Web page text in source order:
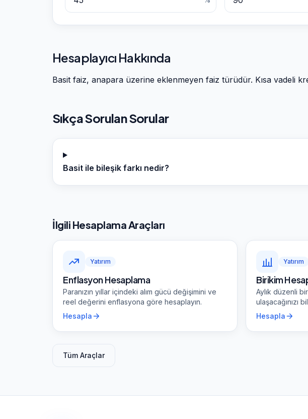
Hesaplayıcı Hakkında
Basit faiz, anapara üzerine eklenmeyen faiz türüdür. Kısa vadeli
Sıkça Sorulan Sorular
Basit ile bileşik farkı nedir?
İlgili Hesaplama Araçları
Yatırım
Enflasyon Hesaplama
Paranızın yıllar içindeki alım gücü değişimini ve
reel değerini enflasyona göre hesaplayın.
Hesapla
Yatırım
Birikim
Aylık düzenli
ulaşacağınızı
Hesapla
Tüm Araçlar